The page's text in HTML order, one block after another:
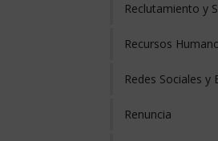
Reclutamiento y
Recursos
Redes Sociales y
Renuncia